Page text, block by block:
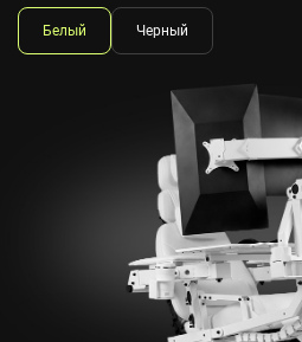
Белый Черный